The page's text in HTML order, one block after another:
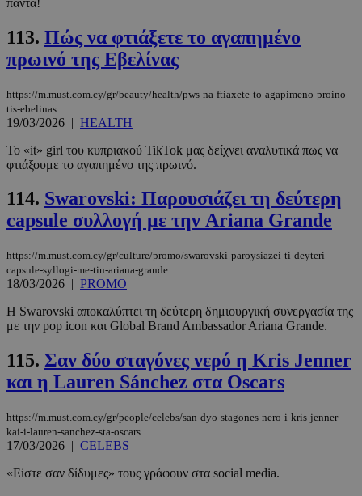
113. Πώς να φτιάξετε το αγαπημένο
πρωινό της Εβελίνας
https://m.must.com.cy/gr/beauty/health/pws-na-ftiaxete-to-agapimeno-proino-
tis-ebelinas
19/03/2026 | HEALTH
Το «it» girl του κυπριακού TikTok μας δείχνει αναλυτικά πως να
φτιάξουμε το αγαπημένο της πρωινό.
114. Swarovski: Παρουσιάζει τη δεύτερη
capsule συλλογή με την Ariana Grande
https://m.must.com.cy/gr/culture/promo/swarovski-paroysiazei-ti-deyteri-
capsule-syllogi-me-tin-ariana-grande
18/03/2026 | PROMO
Η Swarovski αποκαλύπτει τη δεύτερη δημιουργική συνεργασία της
με την pop icon και Global Brand Ambassador Ariana Grande.
115. Σαν δύο σταγόνες νερό η Kris Jenner
και η Lauren Sánchez στα Oscars
https://m.must.com.cy/gr/people/celebs/san-dyo-stagones-nero-i-kris-jenner-
kai-i-lauren-sanchez-sta-oscars
17/03/2026 | CELEBS
«Είστε σαν δίδυμες» τους γράφουν στα social media.
CookieScriptConsent
CookieScript
4
_scc_session
.entelia-
adserver.com
19 λεπτά
www.must.com.cy